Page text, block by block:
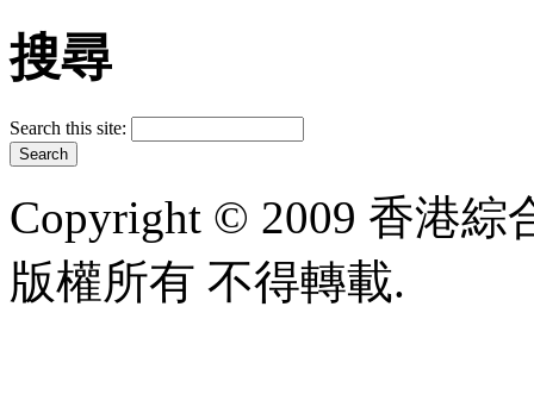
搜尋
Search this site:
Copyright © 2009 香港綜
版權所有 不得轉載.